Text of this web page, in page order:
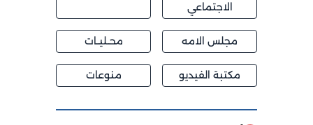
الاجتماعي
مجلس الامه محــليــات
مكتبة الفيديو منوعات